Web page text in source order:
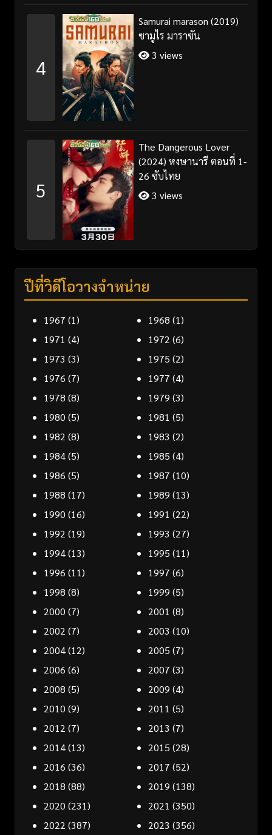
4
Samurai marason (2019)
ซามูไร มาราซัน
3 views
5
The Dangerous Lover
(2024) หงษานารี ตอนที่ 1-
26 ซับไทย
3 views
ปีที่วิดีโอวางจำหน่าย
1967 (1) 1968 (1)
1971 (4) 1972 (6)
1973 (3) 1975 (2)
1976 (7) 1977 (4)
1978 (8) 1979 (3)
1980 (5) 1981 (5)
1982 (8) 1983 (2)
1984(5) 1985 (4)
1986 (5) 1987 (10)
1988 (17) 1989 (13)
1990 (16) 1991 (22)
1992 (19) 1993 (27)
1994(13) 1995 (11)
1996 (11) 1997 (6)
1998 (8) 1999 (5)
2000 (7) 2001 (8)
2002 (7) 2003 (10)
2004(12) 2005 (7)
2006 (6) 2007 (3)
2008 (5) 2009 (4)
2010 (9) 2011 (5)
2012 (7) 2013 (7)
2014(13) 2015 (28)
2016 (36) 2017 (52)
2018 (88) 2019 (138)
2020 (231) 2021 (350)
2022 (387) 2023 (356)